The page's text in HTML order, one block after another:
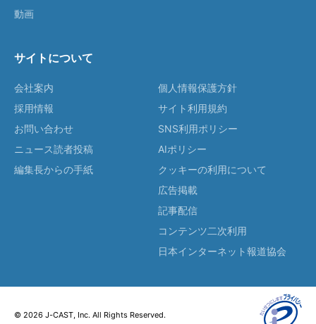
動画
サイトについて
会社案内
採用情報
お問い合わせ
ニュース読者投稿
編集長からの手紙
個人情報保護方針
サイト利用規約
SNS利用ポリシー
AIポリシー
クッキーの利用について
広告掲載
記事配信
コンテンツ二次利用
日本インターネット報道協会
© 2026 J-CAST, Inc. All Rights Reserved.